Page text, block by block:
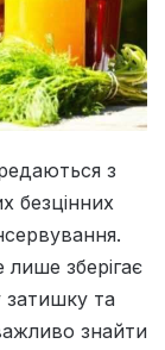
з
безцінних
лише зберігає
затишку та
знайти